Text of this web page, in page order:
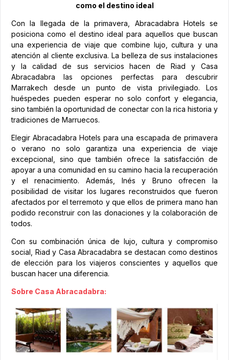
como el destino ideal
Con la llegada de la primavera, Abracadabra Hotels se
posiciona como el destino ideal para aquellos que buscan
una experiencia de viaje que combine lujo, cultura y una
atención al cliente exclusiva. La belleza de sus instalaciones
y la calidad de sus servicios hacen de Riad y Casa
Abracadabra las opciones perfectas para descubrir
Marrakech desde un punto de vista privilegiado. Los
huéspedes pueden esperar no solo confort y elegancia,
sino también la oportunidad de conectar con la rica historia y
tradiciones de Marruecos.
Elegir Abracadabra Hotels para una escapada de primavera
o verano no solo garantiza una experiencia de viaje
excepcional, sino que también ofrece la satisfacción de
apoyar a una comunidad en su camino hacia la recuperación
y el renacimiento. Además, Inés y Bruno ofrecen la
posibilidad de visitar los lugares reconstruidos que fueron
afectados por el terremoto y que ellos de primera mano han
podido reconstruir con las donaciones y la colaboración de
todos.
Con su combinación única de lujo, cultura y compromiso
social, Riad y Casa Abracadabra se destacan como destinos
de elección para los viajeros conscientes y aquellos que
buscan hacer una diferencia.
Sobre Casa Abracadabra: